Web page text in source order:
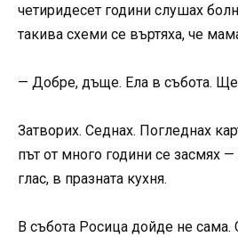
четиридесет години слушах
такива схеми се въртяха, че
— Добре, дъще. Ела в събота.
Затворих. Седнах. Погледнах
път от много години се засмях
глас, в празната кухня.
В събота Росица дойде не сама.